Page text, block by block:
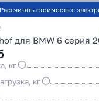
Рассчитать стоимость с
для BMW 6 серия
кг
кг